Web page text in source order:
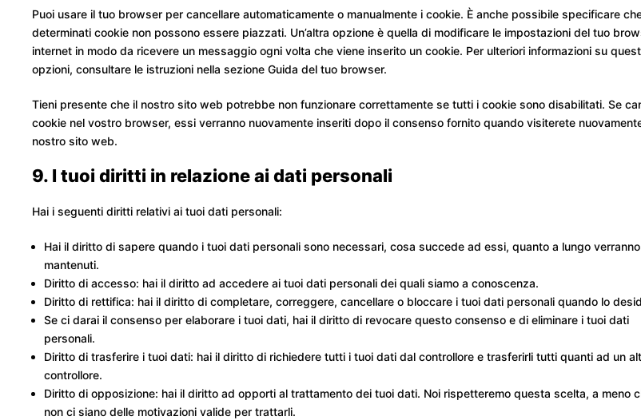
Puoi usare il tuo browser per cancellare automaticamente o manualmente i cookie. È anche possibile specificare
determinati cookie non possono essere piazzati. Un’altra opzione è quella di modificare le impostazioni del tuo
internet in modo da ricevere un messaggio ogni volta che viene inserito un cookie. Per ulteriori informazioni su
opzioni, consultare le istruzioni nella sezione Guida del tuo browser.
Tieni presente che il nostro sito web potrebbe non funzionare correttamente se tutti i cookie sono disabilitati. Se
cookie nel vostro browser, essi verranno nuovamente inseriti dopo il consenso fornito quando visiterete
nostro sito web.
9. I tuoi diritti in relazione ai dati personali
Hai i seguenti diritti relativi ai tuoi dati personali:
Hai il diritto di sapere quando i tuoi dati personali sono necessari, cosa succede ad essi, quanto a lungo verranno
mantenuti.
Diritto di accesso: hai il diritto ad accedere ai tuoi dati personali dei quali siamo a conoscenza.
Diritto di rettifica: hai il diritto di completare, correggere, cancellare o bloccare i tuoi dati personali quando lo
Se ci darai il consenso per elaborare i tuoi dati, hai il diritto di revocare questo consenso e di eliminare i tuoi dati
personali.
Diritto di trasferire i tuoi dati: hai il diritto di richiedere tutti i tuoi dati dal controllore e trasferirli tutti quanti ad un
controllore.
Diritto di opposizione: hai il diritto ad opporti al trattamento dei tuoi dati. Noi rispetteremo questa scelta, a meno
non ci siano delle motivazioni valide per trattarli.